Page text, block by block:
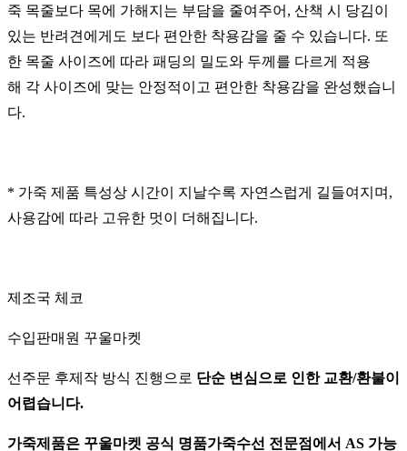
죽 목줄보다 목에 가해지는 부담을 줄여주어, 산책 시 당김이
있는 반려견에게도 보다 편안한 착용감을 줄 수 있습니다. 또
한 목줄 사이즈에 따라 패딩의 밀도와 두께를 다르게 적용
해 각 사이즈에 맞는 안정적이고 편안한 착용감을 완성했습니
다.
* 가죽 제품 특성상 시간이 지날수록 자연스럽게 길들여지며,
사용감에 따라 고유한 멋이 더해집니다.
제조국 체코
수입판매원 꾸울마켓
선주문 후제작 방식 진행으로 단순 변심으로 인한 교환/환불이
어렵습니다.
가죽제품은 꾸울마켓 공식 명품가죽수선 전문점에서 AS 가능